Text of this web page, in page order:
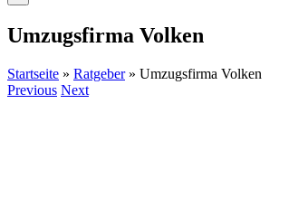
Umzugsfirma Volken
Startseite » Ratgeber» Umzugsfirma Volken
Previous Next